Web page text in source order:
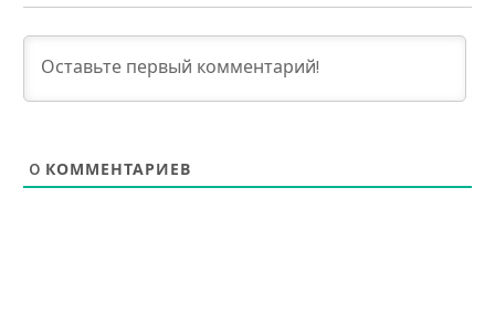
0 КОММЕНТАРИЕВ